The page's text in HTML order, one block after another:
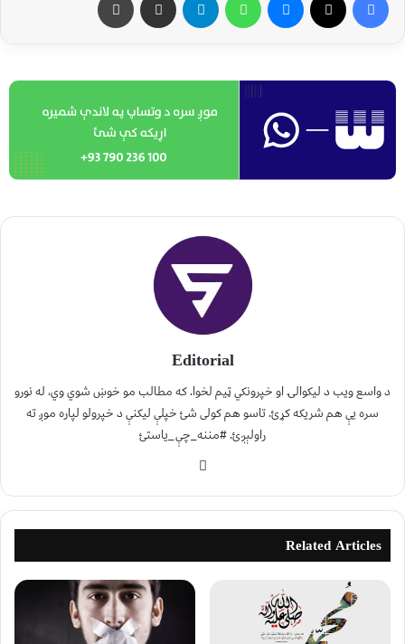
Editorial
د واسع ویب د لیکوالۍ او خپرونکي ټیم لخوا. که مطالب مو خوښ شوي وي، له نورو
سره یې هم شریکه کړئ. تاسو هم کولی شئ خپلې لیکنې د خپرولو لپاره موږ ته
راولېږئ. #مننه_چې_یاستئ
Related Articles